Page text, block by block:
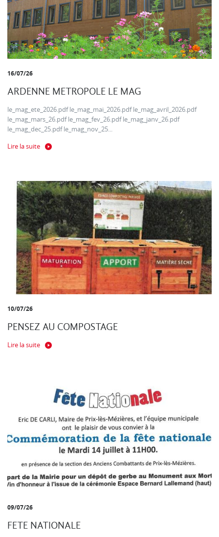
16/07/26
ARDENNE METROPOLE LE MAG
le_mag_ete_2026.pdf le_mag_mai_2026.pdf le_mag_avril_2026.pdf
le_mag_mars_26.pdf le_mag_fev_26.pdf le_mag_janv_26.pdf
le_mag_dec_25.pdf le_mag_nov_25...
Lire la suite
10/07/26
PENSEZ AU COMPOSTAGE
Lire la suite
09/07/26
FETE NATIONALE